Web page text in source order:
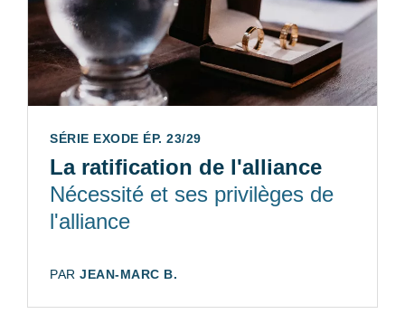
SÉRIE EXODE ÉP. 23/29
La ratification de l'alliance
Nécessité et ses privilèges de
l'alliance
AUTEUR:
PAR JEAN-MARC B.